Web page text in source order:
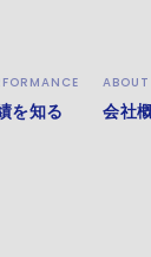
を知る 会社